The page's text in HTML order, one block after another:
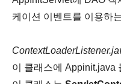
케이션 이벤트를 이용하
이 클래스에 Appinit.java